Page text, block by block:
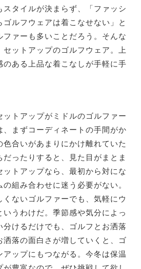
スタイルが決まらず、「ファッシ
ゴルフウェアは着こなせない」と
ァーも多いことだろう。そんな
セットアップのゴルフウェア。上
のある上品な着こなしが手軽に手
トアップがミドルのゴルファー
、まずコーディネートの手間がか
合いがあまりにかけ離れていた
だったりすると、見た目がまとま
ットアップなら、最初から対にな
組み合わせに迷う必要がない。
くないゴルファーでも、気軽にウ
いうわけだ。季節感や気分によっ
けるだけでも、ゴルフとお洒落
洒落の面白さが増していくと、ゴ
アップにもつながる。今冬は保温